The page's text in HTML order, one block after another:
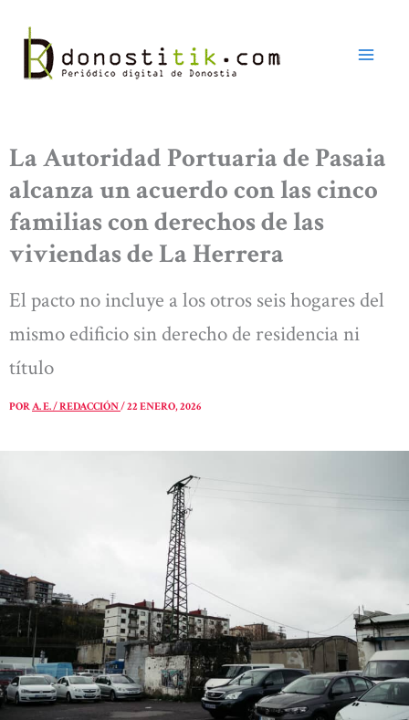
contenido
La Autoridad Portuaria de Pasaia
alcanza un acuerdo con las cinco
familias con derechos de las
viviendas de La Herrera
El pacto no incluye a los otros seis hogares del
mismo edificio sin derecho de residencia ni
título
PORA. E. / REDACCIÓN/22 ENERO, 2026